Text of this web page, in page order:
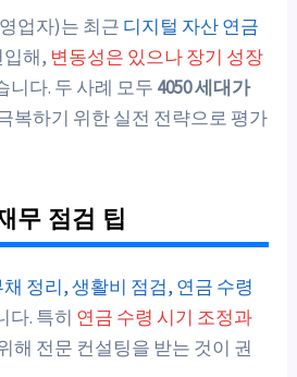
업자)는 최근 디지털 자산 연금
입해, 변동성은 있으나 장기 성장
니다. 두 사례 모두 4050 세대가
복하기 위한 실전 전략으로 평가
무 점검 팁
채 정리, 생활비 점검, 연금 수령
다. 특히 연금 수령 시기 조정과
해 전문 컨설팅을 받는 것이 권